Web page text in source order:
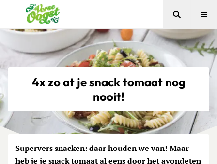
Verse Oogst
Zoeken
4x zo at je snack tomaat nog
nooit!
Supervers snacken: daar houden we van! Maar
heb je je snack tomaat al eens door het avondeten